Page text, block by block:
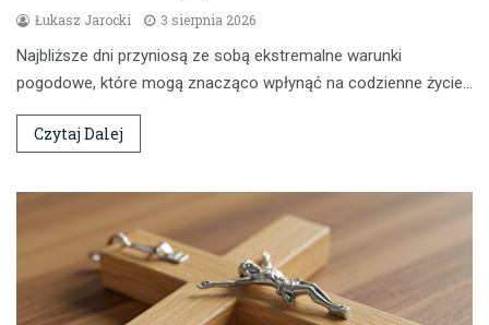
Łukasz Jarocki 3 sierpnia 2026
Najbliższe dni przyniosą ze sobą ekstremalne warunki
pogodowe, które mogą znacząco wpłynąć na codzienne życie…
Czytaj Dalej